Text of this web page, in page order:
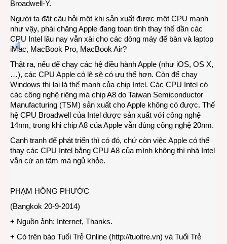
Broadwell-Y.
Người ta đặt câu hỏi một khi sản xuất được một CPU mạnh
như vậy, phái chăng Apple đang toan tính thay thế dần các
CPU Intel lâu nay vẫn xài cho các dòng máy để bàn và laptop
iMac, MacBook Pro, MacBook Air?
Thật ra, nếu để chạy các hệ điều hành Apple (như iOS, OS X,
…), các CPU Apple có lẽ sẽ có ưu thế hơn. Còn để chạy
Windows thì lại là thế mạnh của chip Intel. Các CPU Intel có
các công nghệ riêng mà chip A8 do Taiwan Semiconductor
Manufacturing (TSM) sản xuất cho Apple không có được. Thế
hệ CPU Broadwell của Intel được sản xuất với công nghệ
14nm, trong khi chip A8 của Apple vẫn dùng công nghệ 20nm.
Cạnh tranh để phát triển thì có đó, chứ còn việc Apple có thể
thay các CPU Intel bằng CPU A8 của mình không thì nhà Intel
vẫn cứ an tâm mà ngủ khỏe.
PHẠM HỒNG PHƯỚC
(Bangkok 20-9-2014)
+ Nguồn ảnh: Internet, Thanks.
+ Có trên báo Tuổi Trẻ Online (http://tuoitre.vn) và Tuổi Trẻ